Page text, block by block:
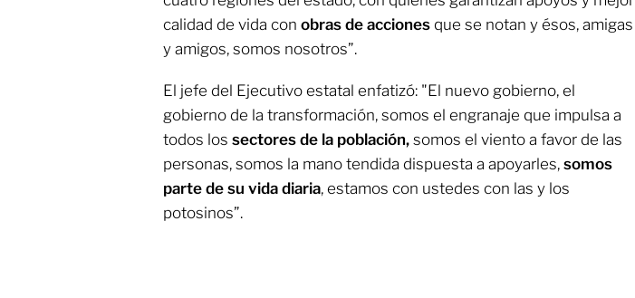
calidad de vida con obras de acciones que se notan y ésos, amigas
y amigos, somos nosotros”.
El jefe del Ejecutivo estatal enfatizó: "El nuevo gobierno, el
gobierno de la transformación, somos el engranaje que impulsa a
todos los sectores de la población, somos el viento a favor de las
personas, somos la mano tendida dispuesta a apoyarles, somos
parte de su vida diaria, estamos con ustedes con las y los
potosinos”.